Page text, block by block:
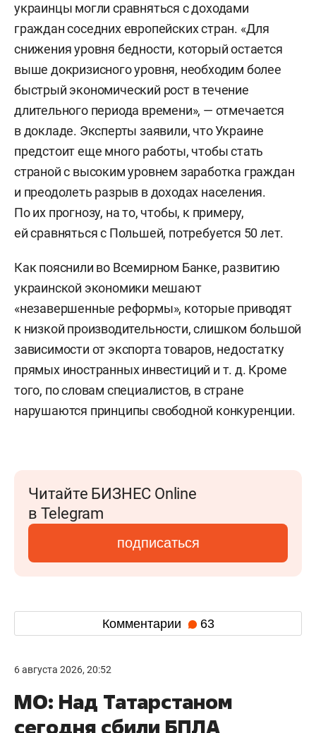
украинцы могли сравняться с доходами
граждан соседних европейских стран. «Для
снижения уровня бедности, который остается
выше докризисного уровня, необходим более
быстрый экономический рост в течение
длительного периода времени», — отмечается
в докладе. Эксперты заявили, что Украине
предстоит еще много работы, чтобы стать
страной с высоким уровнем заработка граждан
и преодолеть разрыв в доходах населения.
По их прогнозу, на то, чтобы, к примеру,
ей сравняться с Польшей, потребуется 50 лет.
Как пояснили во Всемирном Банке, развитию
украинской экономики мешают
«незавершенные реформы», которые приводят
к низкой производительности, слишком большой
зависимости от экспорта товаров, недостатку
прямых иностранных инвестиций и т. д. Кроме
того, по словам специалистов, в стране
нарушаются принципы свободной конкуренции.
Читайте БИЗНЕС Online
в Telegram
подписаться
Комментарии 63
6 августа 2026, 20:52
МО: Над Татарстаном
сегодня сбили БПЛА